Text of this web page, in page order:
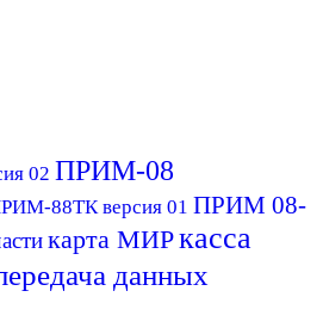
02 ПРИМ-08
88ТК версия 01 ПРИМ 08-
карта МИРкасса
данных